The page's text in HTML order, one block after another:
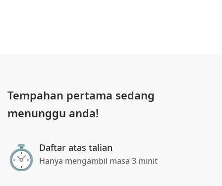
Tempahan pertama sedang
menunggu anda!
Daftar atas talian
Hanya mengambil masa 3 minit